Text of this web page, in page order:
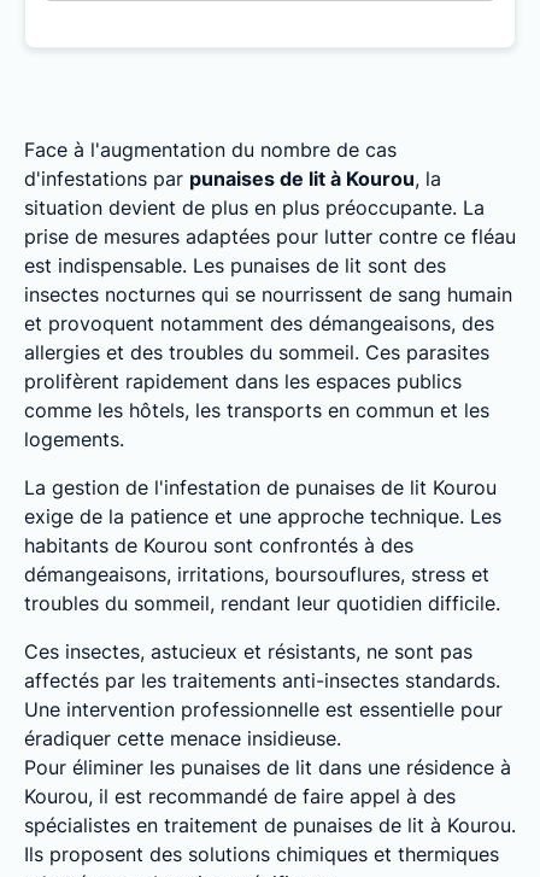
Face à l'augmentation du nombre de cas
d'infestations par punaises de lit à Kourou, la
situation devient de plus en plus préoccupante. La
prise de mesures adaptées pour lutter contre ce fléau
est indispensable. Les punaises de lit sont des
insectes nocturnes qui se nourrissent de sang humain
et provoquent notamment des démangeaisons, des
allergies et des troubles du sommeil. Ces parasites
prolifèrent rapidement dans les espaces publics
comme les hôtels, les transports en commun et les
logements.
La gestion de l'infestation de punaises de lit Kourou
exige de la patience et une approche technique. Les
habitants de Kourou sont confrontés à des
démangeaisons, irritations, boursouflures, stress et
troubles du sommeil, rendant leur quotidien difficile.
Ces insectes, astucieux et résistants, ne sont pas
affectés par les traitements anti-insectes standards.
Une intervention professionnelle est essentielle pour
éradiquer cette menace insidieuse.
Pour éliminer les punaises de lit dans une résidence à
Kourou, il est recommandé de faire appel à des
spécialistes en traitement de punaises de lit à Kourou.
Ils proposent des solutions chimiques et thermiques